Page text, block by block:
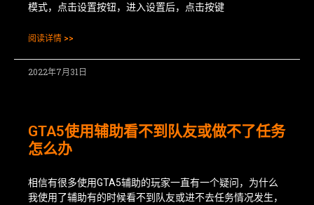
模式，点击设置按钮，进入设置后，点击按键
阅读详情 >>
2022年7月31日
GTA5使用辅助看不到队友或做不了任务
怎么办
相信有很多使用GTA5辅助的玩家一直有一个疑问，为什么
我使用了辅助有的时候看不到队友或进不去任务情况发生，